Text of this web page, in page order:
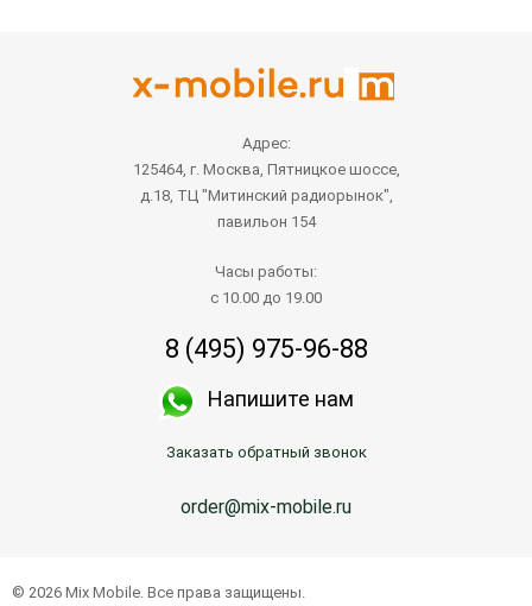
Адрес:
125464, г. Москва, Пятницкое шоссе,
д.18, ТЦ "Митинский радиорынок",
павильон 154
Часы работы:
с 10.00 до 19.00
8 (495) 975-96-88
Напишите нам
Заказать обратный звонок
order@mix-mobile.ru
© 2026 Mix Mobile. Все права защищены.